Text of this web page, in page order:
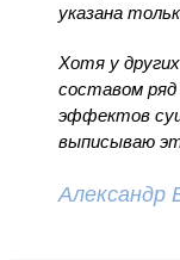
указана
Хотя у
составом
эффектов
выписываю
Александр